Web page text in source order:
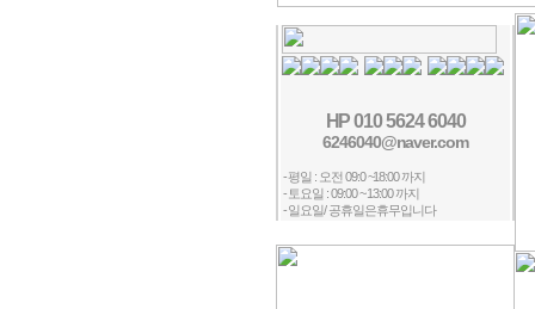
HP 010 5624 6040
6246040@naver.com
- 평일 : 오전 09:0 ~18:00 까지
- 토요일 : 09:00 ~ 13:00 까지
- 일요일/ 공휴일은휴무입니다